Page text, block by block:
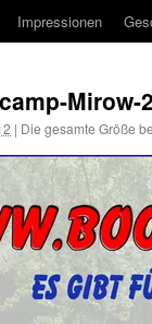
Impressionen
Mirow-
| Die gesamte Größe